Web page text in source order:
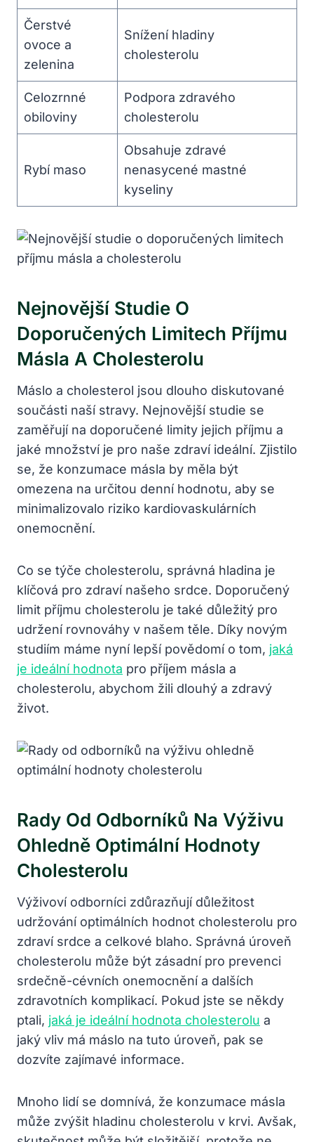
Čerstvé
ovoce a
zelenina
Snížení hladiny
cholesterolu
Celozrnné
obiloviny
Podpora zdravého
cholesterolu
Rybí maso
Obsahuje zdravé
nenasycené mastné
kyseliny
Nejnovější Studie O
Doporučených Limitech Příjmu
Másla A Cholesterolu
Máslo a cholesterol jsou dlouho diskutované
součásti naší stravy. Nejnovější studie se
zaměřují na doporučené limity jejich příjmu a
jaké množství je pro naše zdraví ideální. Zjistilo
se, že konzumace másla by měla být
omezena na určitou denní hodnotu, aby se
minimalizovalo riziko kardiovaskulárních
onemocnění.
Co se týče cholesterolu, správná hladina je
klíčová pro zdraví našeho srdce. Doporučený
limit příjmu cholesterolu je také důležitý pro
udržení rovnováhy v našem těle. Díky novým
studiím máme nyní lepší povědomí o tom, jaká
je ideální hodnota pro příjem másla a
cholesterolu, abychom žili dlouhý a zdravý
život.
Rady Od Odborníků Na Výživu
Ohledně Optimální Hodnoty
Cholesterolu
Výživoví odborníci zdůrazňují důležitost
udržování optimálních hodnot cholesterolu pro
zdraví srdce a celkové blaho. Správná úroveň
cholesterolu může být zásadní pro prevenci
srdečně-cévních onemocnění a dalších
zdravotních komplikací. Pokud jste se někdy
ptali, jaká je ideální hodnota cholesterolu a
jaký vliv má máslo na tuto úroveň, pak se
dozvíte zajímavé informace.
Mnoho lidí se domnívá, že konzumace másla
může zvýšit hladinu cholesterolu v krvi. Avšak,